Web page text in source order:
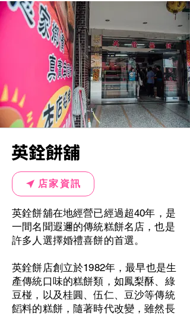
英銓餅舖
店家資訊
英銓餅舖在地經營已經過超40年，是
一間名聞遐邇的傳統糕餅名店，也是
許多人選擇婚禮喜餅的首選。
英銓餅店創立於1982年，最早也是生
產傳統口味的糕餅類，如鳳梨酥、綠
豆椪，以及桂圓、伍仁、豆沙等傳統
饀料的糕餅，隨著時代改變，雖然長